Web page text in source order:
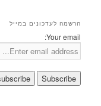
הרשמה לעדכונים במייל
Your email: